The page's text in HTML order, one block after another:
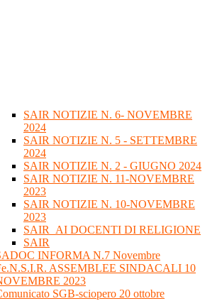
SAIR NOTIZIE N. 6- NOVEMBRE
2024
SAIR NOTIZIE N. 5 - SETTEMBRE
2024
SAIR NOTIZIE N. 2 - GIUGNO 2024
SAIR NOTIZIE N. 11-NOVEMBRE
2023
SAIR NOTIZIE N. 10-NOVEMBRE
2023
SAIR_AI DOCENTI DI RELIGIONE
SAIR
INFORMA N.7 Novembre
ASSEMBLEE SINDACALI 10
2023
SGB-sciopero 20 ottobre